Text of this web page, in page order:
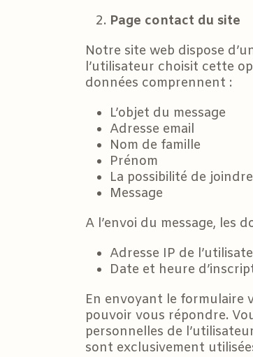
Page contact du site
Notre site web dispose
l’utilisateur choisit cette
données comprennent :
L’objet du message
Adresse email
Nom de famille
Prénom
La possibilité de
Message
A l’envoi du message, les
Adresse IP de
Date et heure
En envoyant le formulaire
pouvoir vous répondre.
personnelles de
sont exclusivement